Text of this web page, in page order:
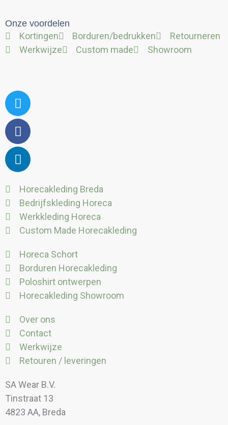
Onze voordelen
Kortingen Borduren/bedrukken
Retourneren
Werkwijze
Custom made Showroom
Twitter
Facebook
Linkedin
Horecakleding Breda
Bedrijfskleding Horeca
Werkkleding Horeca
Custom Made Horecakleding
Horeca Schort
Borduren Horecakleding
Poloshirt ontwerpen
Horecakleding Showroom
Over ons
Contact
Werkwijze
Retouren / leveringen
SA Wear B.V.
Tinstraat 13
4823 AA, Breda